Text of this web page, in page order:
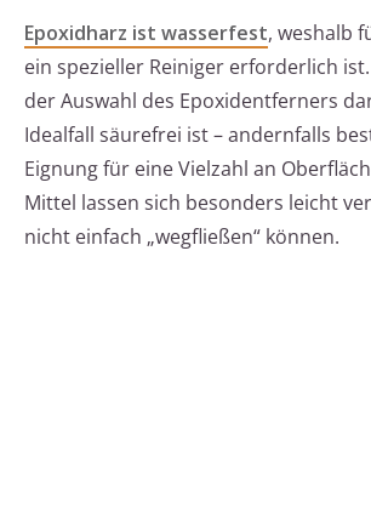
Epoxidharz ist wasserfest, weshalb
ein spezieller Reiniger erforderlich
der Auswahl des Epoxidentferners
Idealfall säurefrei ist – andernfalls
Eignung für eine Vielzahl an
Mittel lassen sich besonders leicht
nicht einfach „wegfließen“ können.